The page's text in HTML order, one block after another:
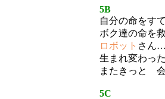
5B
自分の命をす
ボク達の命を
ロボット さん
生まれ変わっ
またきっと
5C